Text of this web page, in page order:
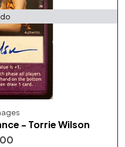
- Torrie Wilson